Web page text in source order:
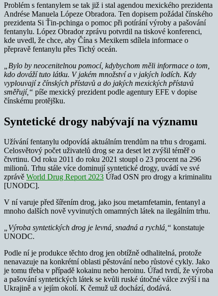
Problém s fentanylem se tak již i stal agendou mexického prezidenta
Andrése Manuela Lópeze Obradora. Ten dopisem požádal čínského
prezidenta Si Ťin-pchinga o pomoc při potírání výroby a pašování
fentanylu. López Obrador zprávu potvrdil na tiskové konferenci,
kde uvedl, že chce, aby Čína s Mexikem sdílela informace o
přepravě fentanylu přes Tichý oceán.
„Bylo by neocenitelnou pomocí, kdybychom měli informace o tom,
kdo dováží tuto látku. V jakém množství a v jakých lodích. Kdy
vyplouvají z čínských přístavů a do jakých mexických přístavů
směřují,“ píše mexický prezident podle agentury EFE v dopise
čínskému protějšku.
Syntetické drogy nabývají na významu
Užívání fentanylu odpovídá aktuálním trendům na trhu s drogami.
Celosvětový počet uživatelů drog se za deset let zvýšil téměř o
čtvrtinu. Od roku 2011 do roku 2021 stoupl o 23 procent na 296
milionů. Trhu stále více dominují syntetické drogy, uvádí ve své
zprávě World Drug Report 2023 Úřad OSN pro drogy a kriminalitu
[UNODC].
V ní varuje před šířením drog, jako jsou metamfetamin, fentanyl a
mnoho dalších nově vyvinutých omamných látek na ilegálním trhu.
„Výroba syntetických drog je levná, snadná a rychlá,“ konstatuje
UNODC.
Podle ní je produkce těchto drog jen obtížně odhalitelná, protože
nenavazuje na konkrétní oblasti pěstování nebo růstové cykly. Jako
je tomu třeba v případě kokainu nebo heroinu. Úřad tvrdí, že výroba
a pašování syntetických látek se kvůli ruské útočné válce zvýší i na
Ukrajině a v jejím okolí. K čemuž už dochází, dodává.